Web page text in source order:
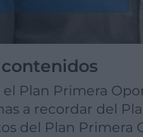
contenidos
el Plan Primera
a recordar del
del Plan Primera